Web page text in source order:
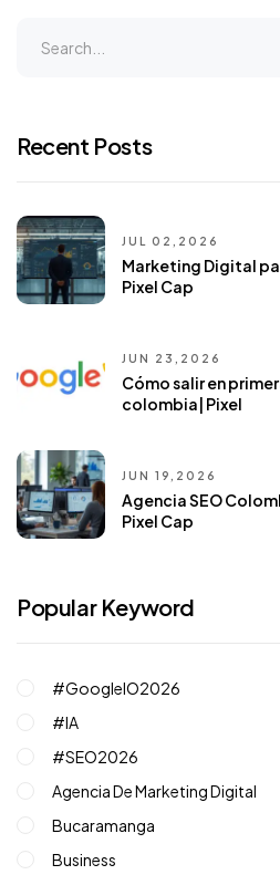
Recent Posts
JUL 02,2026
Marketing Digital
Pixel Cap
JUN 23,2026
Cómo salir en
colombia| Pixel
JUN 19,2026
Agencia SEO
Pixel Cap
Popular Keyword
#GoogleIO2026
#IA
#SEO2026
Agencia De Marketing Digital
Bucaramanga
Business